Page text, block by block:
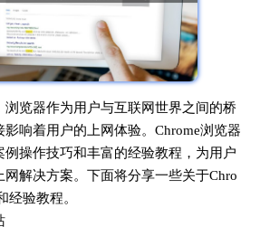
浏览器作为用户与互联网世界之间的桥
响着用户的上网体验。Chrome浏览器
操作技巧和丰富的经验教程，为用户
解决方案。下面将分享一些关于Chro
经验教程。